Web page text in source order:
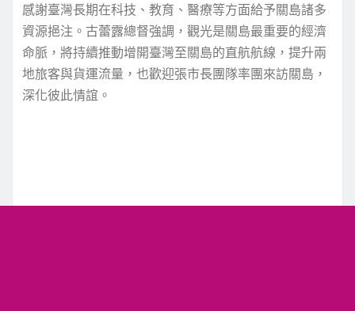
感謝臺灣長期在科技、教育、醫療等方面給予關島諸多
資源挹注。古蕾露總督強調，觀光是關島最重要的經濟
命脈，將持續推動增開臺灣至關島的直航航線，提升兩
地旅客與貨運流量，也歡迎張市長團隊率團來訪關島，
深化彼此情誼。